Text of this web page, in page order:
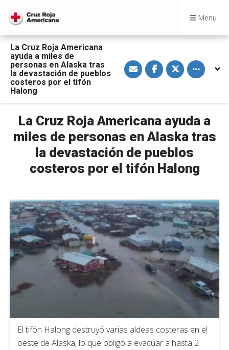
Menu
La Cruz Roja Americana
ayuda a miles de
personas en Alaska tras
la devastación de pueblos
costeros por el tifón
Halong
S
h
a
i
E
m
a
i
l
S
h
a
n
a
c
e
b
o
o
S
h
a
n
w
i
t
t
e
r
Toggle
La Cruz Roja Americana ayuda a
miles de personas en Alaska tras
la devastación de pueblos
costeros por el tifón Halong
El tifón Halong destruyó varias aldeas costeras en el
oeste de Alaska, lo que obligó a evacuar a hasta 2